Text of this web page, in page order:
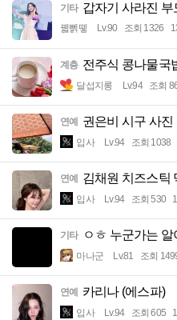
기타 갑자기 사라진 부
꿻뻵뗗 Lv.90 조회 1326
계층 전주식 콩나물국
달섭지롱 Lv.94 조회
연예 권은비 시구 사진
입사 Lv.94 조회 1038
연예 김채원 치즈스틱
입사 Lv.94 조회 530
기타 ㅇㅎ 누군가는 알
마나군 Lv.81 조회
연예 카리나 (에스파)
입사 Lv.94 조회 605